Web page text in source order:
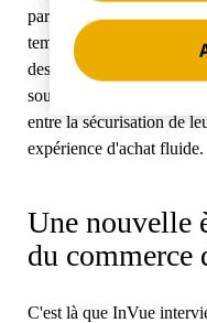
part, cette approche peut
temps d'attente plus
des ventes. Les médias
soulignant l'équilibre
entre la sécurisation de
expérience d'achat fluide.
Une nouvelle
du commerce
C'est là que InVue